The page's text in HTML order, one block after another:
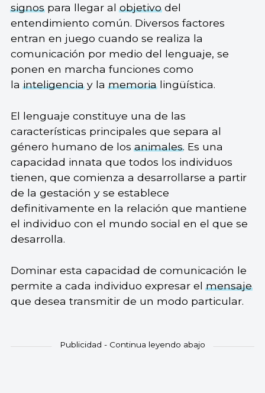
signospara llegar alobjetivodel
entendimiento común. Diversos factores
entran en juego cuando se realiza la
comunicación por medio del lenguaje, se
ponen en marcha funciones como
lainteligenciay lamemorialingüística.
El lenguaje constituye una de las
características principales que separa al
género humano de losanimales. Es una
capacidad innata que todos los individuos
tienen, que comienza a desarrollarse a partir
de la gestación y se establece
definitivamente en la relación que mantiene
el individuo con el mundo social en el que se
desarrolla.
Dominar esta capacidad de comunicación le
permite a cada individuo expresar elmensaje
que desea transmitir de un modo particular.